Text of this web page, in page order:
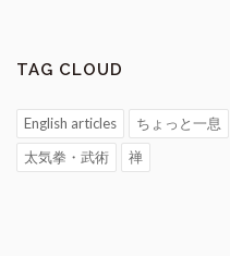
TAG CLOUD
English articles ちょっと一息
太気拳・武術
禅